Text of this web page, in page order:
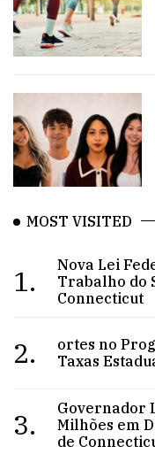
MOST VISITED
1.
Nova Lei
Trabalho do
Connecticut
2.
ortes no
Taxas
3.
Governador
Milhões em
de